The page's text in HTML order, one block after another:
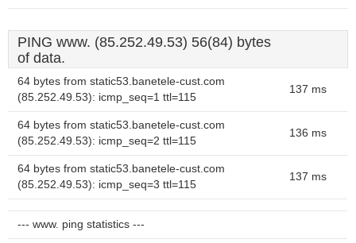
PING www. (85.252.49.53) 56(84) bytes
of data.
64 bytes from static53.banetele-cust.com
(85.252.49.53): icmp_seq=1 ttl=115
137 ms
64 bytes from static53.banetele-cust.com
(85.252.49.53): icmp_seq=2 ttl=115
136 ms
64 bytes from static53.banetele-cust.com
(85.252.49.53): icmp_seq=3 ttl=115
137 ms
--- www. ping statistics ---